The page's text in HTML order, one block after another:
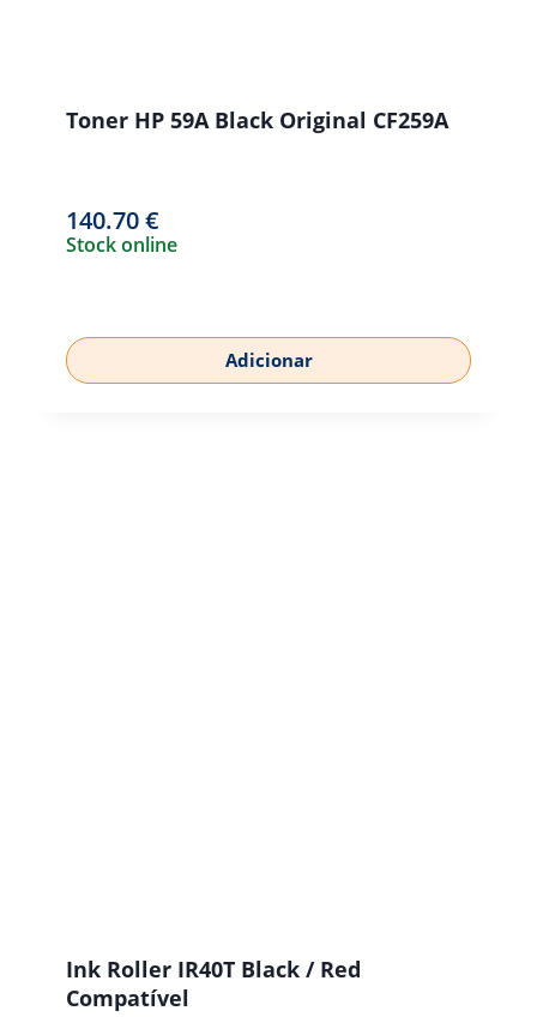
Toner HP 59A Black Original CF259A
140.70€
Stock online
Adicionar
Ink Roller IR40T Black / Red
Compatível